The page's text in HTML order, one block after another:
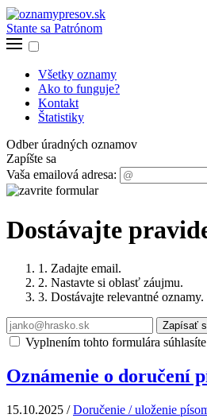
Stante sa Patrónom
Všetky oznamy
Ako to funguje?
Kontakt
Štatistiky
Odber úradných oznamov
Zapíšte sa
Vaša emailová adresa:
Dostávajte
1. Zadajte email.
2. Nastavte si oblasť záujmu.
3. Dostávajte relevantné oznamy.
Zapísať
Vyplnením tohto formulára
Oznámenie o doručení
15.10.2025 /Doručenie / uloženie